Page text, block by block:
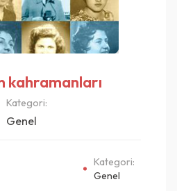
kahramanları
Kategori:
Genel
Kategori:
Genel